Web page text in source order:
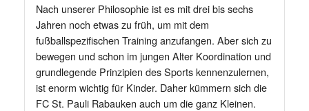
Nach unserer Philosophie ist es mit drei bis sechs
Jahren noch etwas zu früh, um mit dem
fußballspezifischen Training anzufangen. Aber sich zu
bewegen und schon im jungen Alter Koordination und
grundlegende Prinzipien des Sports kennenzulernen,
ist enorm wichtig für Kinder. Daher kümmern sich die
FC St. Pauli Rabauken auch um die ganz Kleinen.